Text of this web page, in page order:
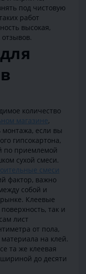
под чистовую
работ
высокая,
количество
магазине,
если вы
гипсокартона,
по приемлемой
сухой смеси.
смеси
фактор, важно
собой и
Клеевые
так и
лист
от пола,
на клей.
та же клеевая
шириной до десяти